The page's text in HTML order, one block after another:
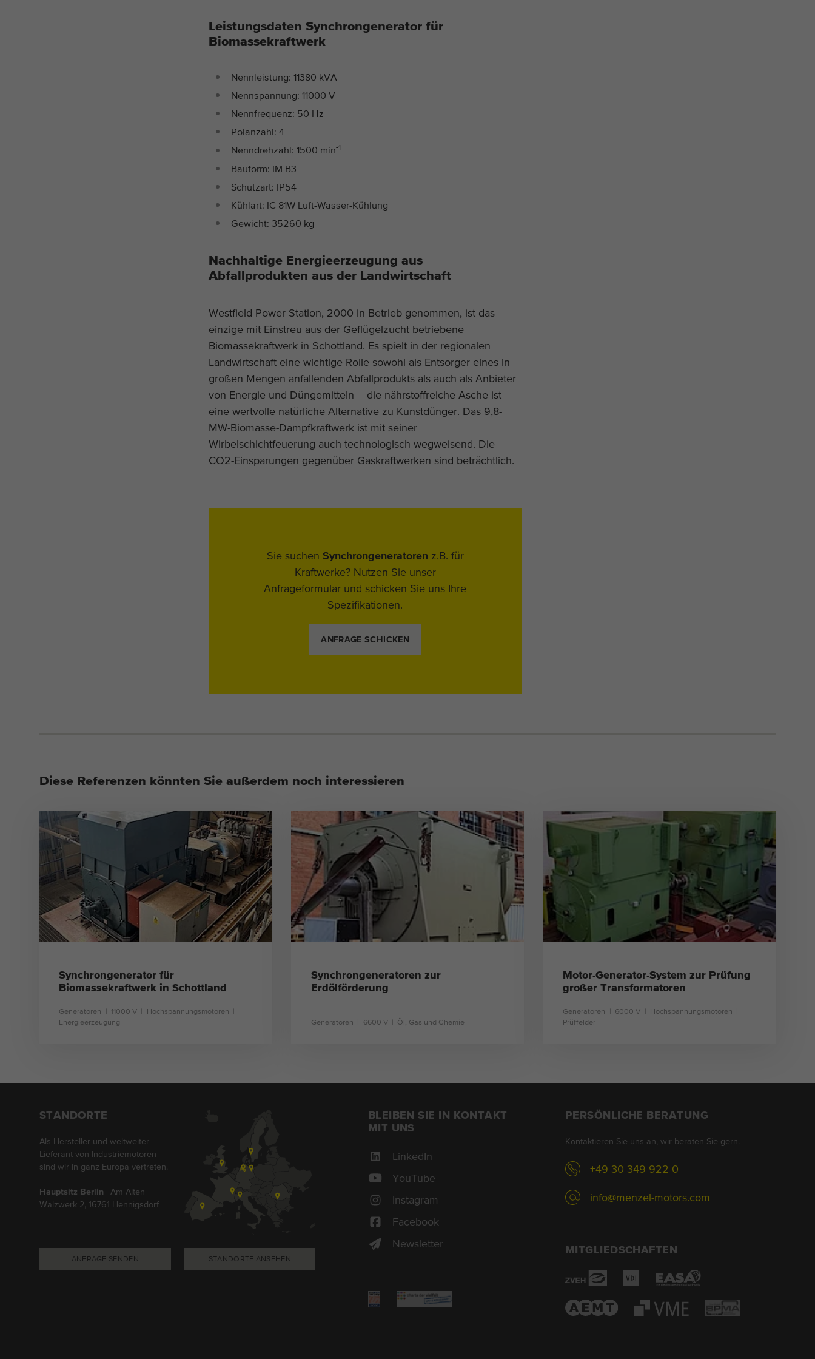
Leistungsdaten Synchrongenerator für
Biomassekraftwerk
Nennleistung: 11380 kVA
Nennspannung: 11000 V
Nennfrequenz: 50 Hz
Polanzahl: 4
Nenndrehzahl: 1500 min-1
Bauform: IM B3
Schutzart: IP54
Kühlart: IC 81W Luft-Wasser-Kühlung
Gewicht: 35260 kg
Nachhaltige Energieerzeugung aus
Abfallprodukten aus der Landwirtschaft
Westfield Power Station, 2000 in Betrieb genommen, ist das
einzige mit Einstreu aus der Geflügelzucht betriebene
Biomassekraftwerk in Schottland. Es spielt in der regionalen
Landwirtschaft eine wichtige Rolle sowohl als Entsorger eines in
großen Mengen anfallenden Abfallprodukts als auch als Anbieter
von Energie und Düngemitteln – die nährstoffreiche Asche ist
eine wertvolle natürliche Alternative zu Kunstdünger. Das 9,8-
MW-Biomasse-Dampfkraftwerk ist mit seiner
Wirbelschichtfeuerung auch technologisch wegweisend. Die
CO2-Einsparungen gegenüber Gaskraftwerken sind beträchtlich.
Sie suchen Synchrongeneratorenz.B. für
Kraftwerke? Nutzen Sie unser
Anfrageformular und schicken Sie uns Ihre
Spezifikationen.
ANFRAGE SCHICKEN
Diese Referenzen könnten Sie außerdem noch interessieren
Synchrongenerator für
Biomassekraftwerk in Schottland
Generatoren 11000 V
Hochspannungsmotoren
Energieerzeugung
Synchrongeneratoren zur
Erdölförderung
Generatoren 6600 V Öl, Gas und Chemie
Motor-Generator-System zur Prüfung
großer Transformatoren
Generatoren 6000 V
Hochspannungsmotoren
Prüffelder
STANDORTE
Als Hersteller und weltweiter
Lieferant von Industriemotoren
sind wir in ganz Europa vertreten.
Hauptsitz Berlin | Am Alten
Walzwerk 2, 16761 Hennigsdorf
ANFRAGE SENDEN STANDORTE ANSEHEN
BLEIBEN SIE IN KONTAKT
MIT UNS
LinkedIn
YouTube
Instagram
Facebook
Newsletter
PERSÖNLICHE BERATUNG
Kontaktieren Sie uns an, wir beraten Sie gern.
+49 30 349 922-0
info@menzel-motors.com
MITGLIEDSCHAFTEN
Name
Laufzeit
Zweck